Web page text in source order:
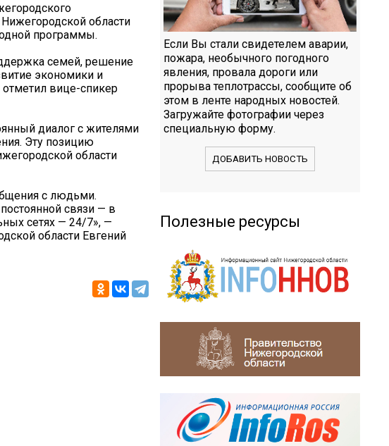
Нижегородской области
программы.
семей, решение
экономики и
вице-спикер
диалог с жителями
Эту позицию
области
с людьми.
связи — в
сетях — 24/7», —
области Евгений
Если Вы стали свидетелем аварии,
пожара, необычного погодного
явления, провала дороги или
прорыва теплотрассы, сообщите об
этом в ленте народных новостей.
Загружайте фотографии через
специальную форму.
ДОБАВИТЬ НОВОСТЬ
Полезные ресурсы